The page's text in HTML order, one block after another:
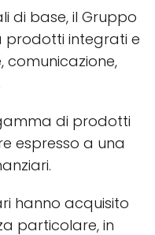
di base, il Gruppo
prodotti integrati e
comunicazione,
di prodotti
espresso a una
hanno acquisito
particolare, in